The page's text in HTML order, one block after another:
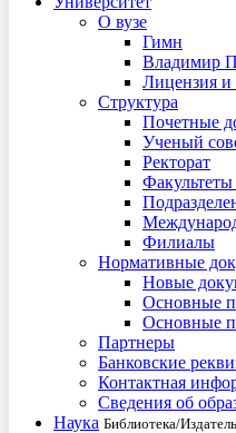
О вузе
Гимн
Владимир
Лицензия и
Структура
Почетные
Ученый
Ректорат
Филиалы
Нормативные
Новые
Основные
Основные
Партнеры
Банковские
Контактная
Сведения об
Наука Библиотека/